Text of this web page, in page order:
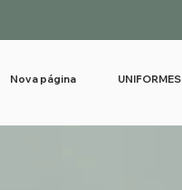
Nova página UNIFORMES